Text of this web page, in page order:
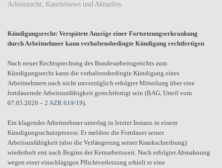
Arbeitsrecht, Kanzleinews und Aktuelles.
Kündigungsrecht: Verspätete Anzeige einer Fortsetzungserkrankung
durch Arbeitnehmer kann verhaltensbedingte Kündigung rechtfertigen
Nach neuer Rechtsprechung des Bundesarbeitsgerichts zum
Kündigungsrecht kann die verhaltensbedingte Kündigung eines
Arbeitnehmers nach nicht unverzüglich erfolgter Mitteilung über eine
fortdauernde Arbeitsunfähigkeit gerechtfertigt sein (BAG, Urteil vom
07.05.2020 – 2 AZR 619/19).
Ein klagender Arbeitnehmer unterlag in letzter Instanz in einem
Kündigungsschutzprozess. Er meldete die Fortdauer seiner
Arbeitsunfähigkeit (also die Verlängerung seiner Krankschreibung)
wiederholt erst nach Beginn der Kernarbeitszeit. Nach erfolgter Abmahnung
wegen einer einschlägigen Pflichtverletzung erhielt er eine